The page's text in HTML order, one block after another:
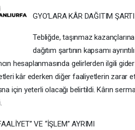
GYO’LARA KÂR DAĞITIM
Tebliğde, taşınmaz
dağıtım şartının kapsamı
hesaplanmasında gelirlerden ilgili
kâr ederken diğer faaliyetlerin zarar
için yeterli olacağı belirtildi. Kârın
VE “İŞLEM” AYRIMI